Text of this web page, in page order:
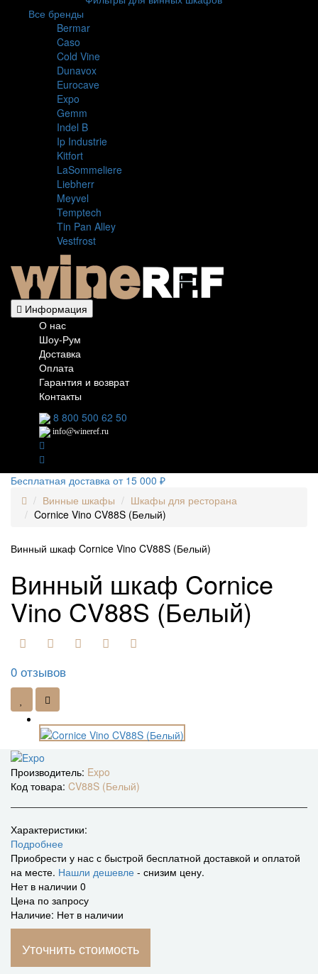
Все бренды
Bermar
Caso
Cold Vine
Dunavox
Eurocave
Expo
Gemm
Indel B
Ip Industrie
Kitfort
LaSommeliere
Liebherr
Meyvel
Temptech
Tin Pan Alley
Vestfrost
Информация
О нас
Шоу-Рум
Доставка
Оплата
Гарантия и возврат
Контакты
8 800 500 62 50
info@wineref.ru
Бесплатная доставка от 15 000 ₽
Винные шкафы
Шкафы для ресторана
Cornice Vino CV88S (Белый)
Винный шкаф Cornice Vino CV88S (Белый)
Винный шкаф Cornice
Vino CV88S (Белый)
0 отзывов
Производитель: Expo
Код товара: CV88S (Белый)
Характеристики:
Подробнее
Приобрести у нас с быстрой бесплатной доставкой и оплатой
на месте. Нашли дешевле - снизим цену.
Нет в наличии 0
Цена по запросу
Наличие: Нет в наличии
Уточнить стоимость